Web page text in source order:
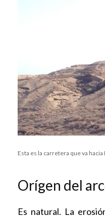
Esta es la carretera que va hacia
Orígen del
Es natural. La